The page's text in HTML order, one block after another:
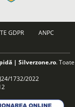
GDPR
ANPC
| Silverzone.ro. Toate
1732/2022